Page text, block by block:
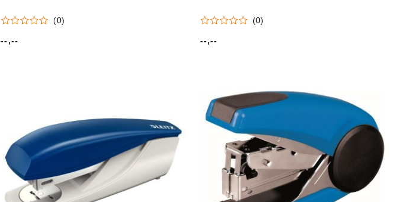
(0)
Cena:
--,--
(0)
Cena:
--,--